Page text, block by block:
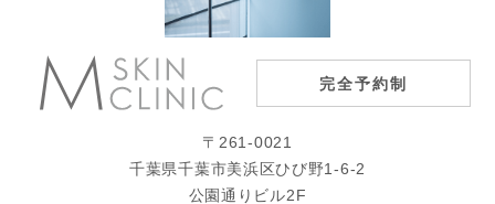
完全予約制
〒261-0021
千葉県千葉市美浜区ひび野1-6-2
公園通りビル2F